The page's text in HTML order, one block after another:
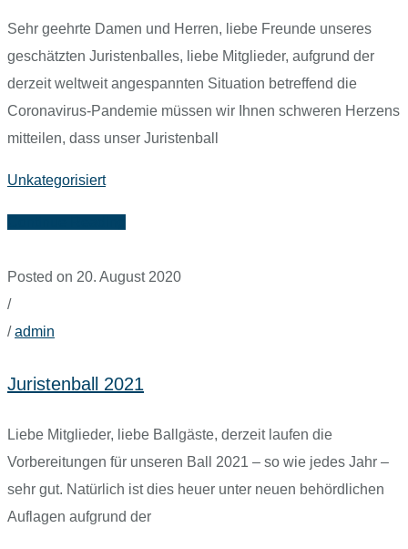
Sehr geehrte Damen und Herren, liebe Freunde unseres
geschätzten Juristenballes, liebe Mitglieder, aufgrund der
derzeit weltweit angespannten Situation betreffend die
Coronavirus-Pandemie müssen wir Ihnen schweren Herzens
mitteilen, dass unser Juristenball
Unkategorisiert
Posted on 20. August 2020
/
/admin
Juristenball 2021
Liebe Mitglieder, liebe Ballgäste, derzeit laufen die
Vorbereitungen für unseren Ball 2021 – so wie jedes Jahr –
sehr gut. Natürlich ist dies heuer unter neuen behördlichen
Auflagen aufgrund der